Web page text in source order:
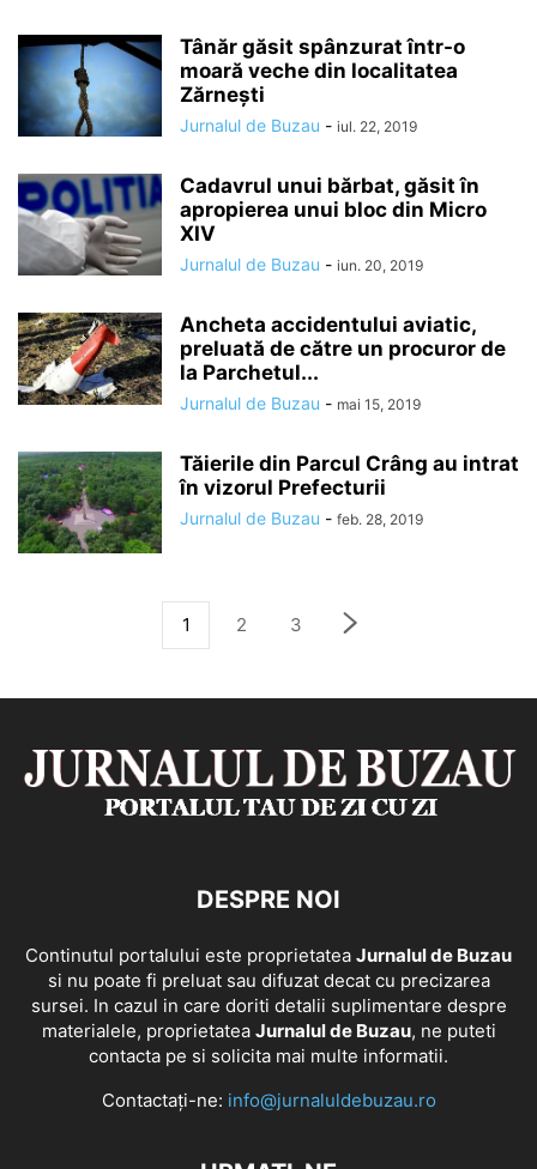
Tânăr găsit spânzurat într-o
moară veche din localitatea
Zărnești
Jurnalul de Buzau - iul. 22, 2019
Cadavrul unui bărbat, găsit în
apropierea unui bloc din Micro
XIV
Jurnalul de Buzau - iun. 20, 2019
Ancheta accidentului aviatic,
preluată de către un procuror de
la Parchetul...
Jurnalul de Buzau - mai 15, 2019
Tăierile din Parcul Crâng au intrat
în vizorul Prefecturii
Jurnalul de Buzau - feb. 28, 2019
1 2 3
DESPRE NOI
Continutul portalului este proprietatea Jurnalul de Buzau
si nu poate fi preluat sau difuzat decat cu precizarea
sursei. In cazul in care doriti detalii suplimentare despre
materialele, proprietatea Jurnalul de Buzau, ne puteti
contacta pe si solicita mai multe informatii.
Contactați-ne: info@jurnaluldebuzau.ro